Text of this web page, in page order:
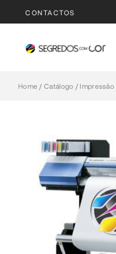
CONTACTOS
Home /Catálogo / Impressão